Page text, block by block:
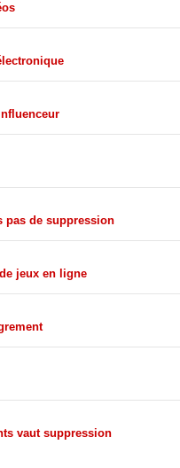
pas de suppression
jeux en ligne
vaut suppression